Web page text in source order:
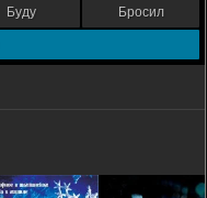
Буду Бросил